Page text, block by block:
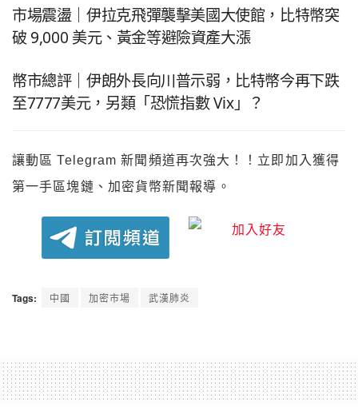
市場震盪｜伊拉克飛彈襲擊美國大使館，比特幣突
破 9,000 美元、黃金等避險資產大漲
幣市總評｜伊朗外長向川普示弱，比特幣今再下跌
至7777美元，另類「恐慌指數 Vix」？
讓動區 Telegram 新聞頻道再次強大！！立即加入獲得
第一手區塊鏈、加密貨幣新聞報導。
Tags: 中國 加密市場 武漢肺炎